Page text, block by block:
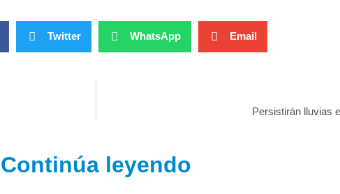
Twitter WhatsApp Email
Persistirán lluvias
Continúa leyendo